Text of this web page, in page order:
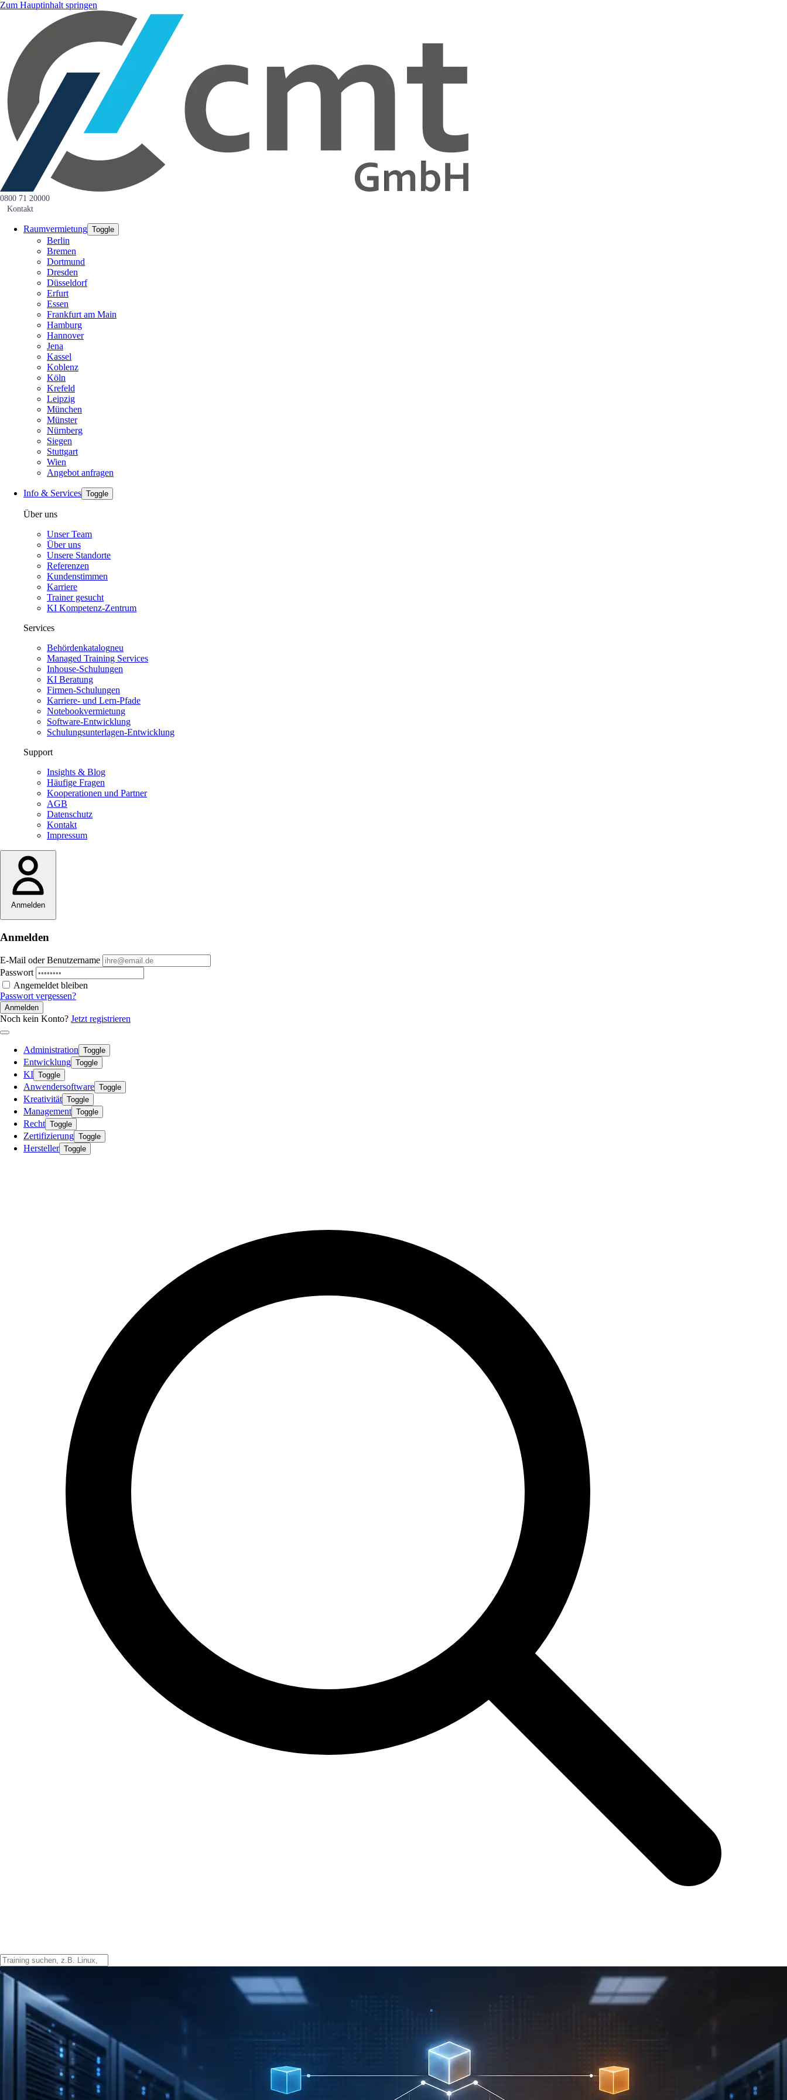
Zum Hauptinhalt springen
0800 71 20000
Kontakt
Raumvermietung Toggle
Berlin
Bremen
Dortmund
Dresden
Düsseldorf
Erfurt
Essen
Frankfurt am Main
Hamburg
Hannover
Jena
Kassel
Koblenz
Köln
Krefeld
Leipzig
München
Münster
Nürnberg
Siegen
Stuttgart
Wien
Angebot anfragen
Info & Services Toggle
Über uns
Unser Team
Über uns
Unsere Standorte
Referenzen
Kundenstimmen
Karriere
Trainer gesucht
KI Kompetenz-Zentrum
Services
Behördenkatalogneu
Managed Training Services
Inhouse-Schulungen
KI Beratung
Firmen-Schulungen
Karriere- und Lern-Pfade
Notebookvermietung
Software-Entwicklung
Schulungsunterlagen-Entwicklung
Support
Insights & Blog
Häufige Fragen
Kooperationen und Partner
AGB
Datenschutz
Kontakt
Impressum
Anmelden
Anmelden
E-Mail oder Benutzername
Passwort
Angemeldet bleiben
Passwort vergessen?
Anmelden
Noch kein Konto? Jetzt registrieren
Administration Toggle
Entwicklung Toggle
KI Toggle
Anwendersoftware Toggle
Kreativität Toggle
Management Toggle
Recht Toggle
Zertifizierung Toggle
Hersteller Toggle